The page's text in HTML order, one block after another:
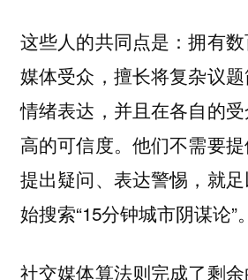
这些人的共同点是：拥有
媒体受众，擅长将复杂议
情绪表达，并且在各自的
高的可信度。他们不需要
提出疑问、表达警惕，就
始搜索“15分钟城市阴谋论”。
社交媒体算法则完成了剩